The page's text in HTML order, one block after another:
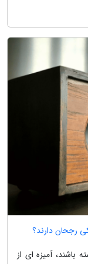
رجحان دارند؟
باشند، آمیزه ای از